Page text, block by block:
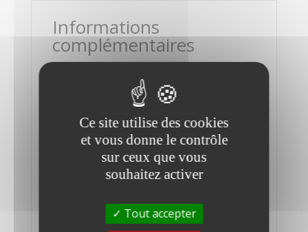
Informations
complémentaires
Modèle
MacBook Air
Système d'exploitation
MAC OS Monterey 12.6
Processeur
Intel Core i5 double coeur 1,6 GHz
Ce site utilise des cookies
et vous donne le contrôle
sur ceux que vous
souhaitez activer
Tout accepter